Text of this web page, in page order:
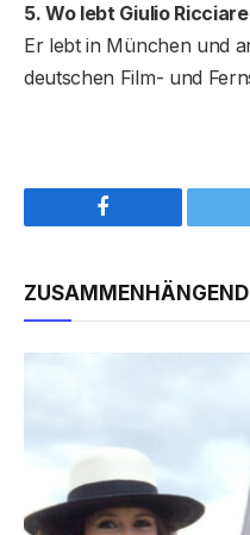
5. Wo lebt Giulio
Er lebt in München und
deutschen Film- und
Facebook